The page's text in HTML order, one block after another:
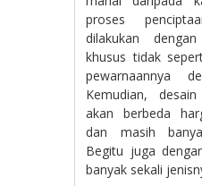
proses
dilakukan
khusus tidak
pewarnaannya
Kemudian,
akan berbeda
dan masih
Begitu juga
banyak sekali